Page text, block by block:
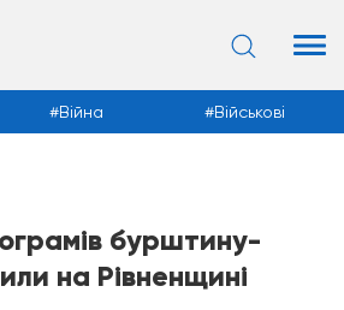
Війна Військові
бурштину-
на Рівненщині